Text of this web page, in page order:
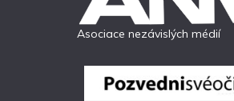
Asociace nezávislých médií